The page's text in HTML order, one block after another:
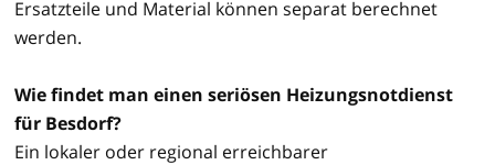
Ersatzteile und Material können separat berechnet
werden.
Wie findet man einen seriösen Heizungsnotdienst
für Besdorf?
Ein lokaler oder regional erreichbarer